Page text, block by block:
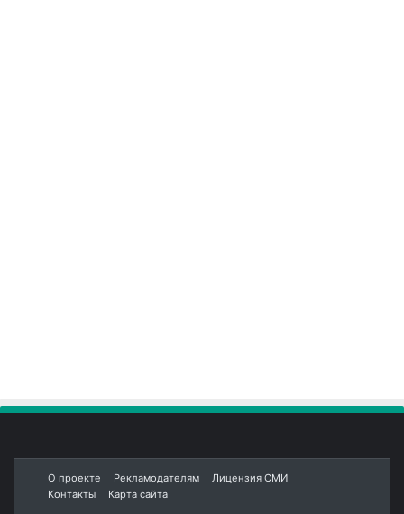
О проекте Рекламодателям
Лицензия СМИ
Контакты
Карта сайта